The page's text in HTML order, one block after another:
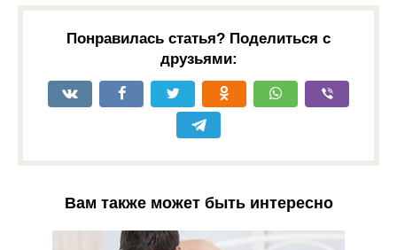
Понравилась статья? Поделиться с
друзьями:
Вам также может быть интересно